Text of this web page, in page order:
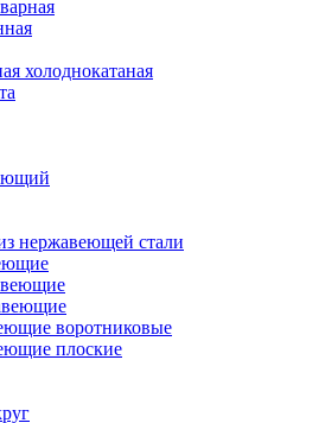
холоднокатаная
нержавеющей стали
воротниковые
плоские